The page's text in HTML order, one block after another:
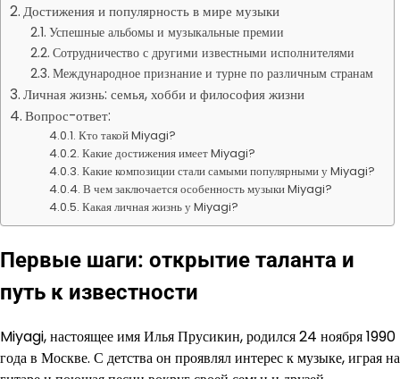
Достижения и популярность в мире музыки
Успешные альбомы и музыкальные премии
Сотрудничество с другими известными исполнителями
Международное признание и турне по различным странам
Личная жизнь: семья, хобби и философия жизни
Вопрос-ответ:
Кто такой Miyagi?
Какие достижения имеет Miyagi?
Какие композиции стали самыми популярными у Miyagi?
В чем заключается особенность музыки Miyagi?
Какая личная жизнь у Miyagi?
Первые шаги: открытие таланта и
путь к известности
Miyagi, настоящее имя Илья Прусикин, родился 24 ноября 1990
года в Москве. С детства он проявлял интерес к музыке, играя на